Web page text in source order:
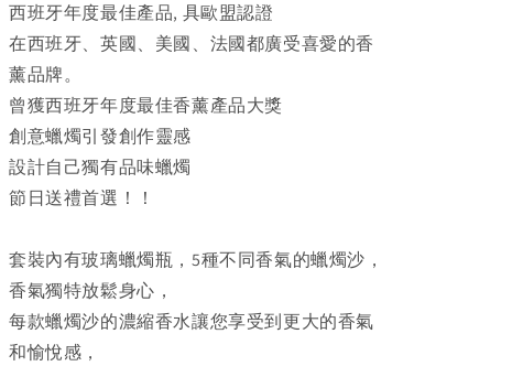
西班牙年度最佳產品, 具歐盟認證
在西班牙、英國、美國、法國都廣受喜愛的香
薰品牌。
曾獲西班牙年度最佳香薰產品大獎
創意蠟燭引發創作靈感
設計自己獨有品味蠟燭
節日送禮首選！！
套裝內有玻璃蠟燭瓶，5種不同香氣的蠟燭沙，
香氣獨特放鬆身心，
每款蠟燭沙的濃縮香水讓您享受到更大的香氣
和愉悅感，